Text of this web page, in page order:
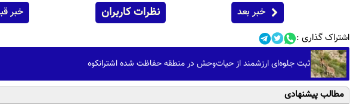
خبر بعد نظرات کاربران خبر
اشتراک گذاری :
ثبت جلوه‌ای ارزشمند از حیات‌وحش در منطقه حفاظت شده اشترانکوه
مطالب پیشنهادی